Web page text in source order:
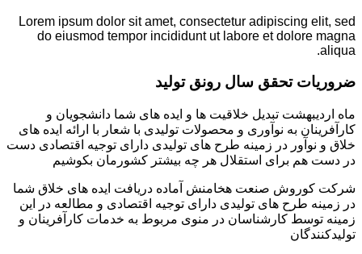
Lorem ipsum dolor sit amet, consectetur adipiscing elit, sed
do eiusmod tempor incididunt ut labore et dolore magna
aliqua.
ضروریات تحقق سال رونق تولید
ماه اردیبهشت تبدیل خلاقیت ها و ایده های شما دانشجویان و
کارآفرینان به نوآوری و محصولات تولیدی با شعار با ارائه ایده های
خلاق و نوآور در زمینه طرح های تولیدی دارای توجیه اقتصادی دست
در دست هم برای استقلال هر چه بیشتر کشورمان بکوشیم
شرکت کوروش صنعت هخامنش آماده دریافت ایده های خلاق شما
در زمینه طرح های تولیدی دارای توجیه اقتصادی و مطالعه در این
زمینه توسط کارشناسان در منوی مربوط به خدمات کارآفرینان و
تولیدکنندگان